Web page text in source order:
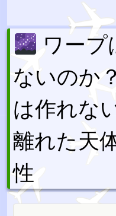
ワープ
ないのか
は作れな
離れた天
性